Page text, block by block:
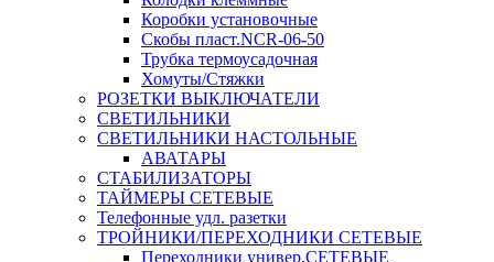
Коробки установочные
Скобы пласт.NCR-06-50
Трубка термоусадочная
Хомуты/Стяжки
РОЗЕТКИ ВЫКЛЮЧАТЕЛИ
СВЕТИЛЬНИКИ
СВЕТИЛЬНИКИ НАСТОЛЬНЫЕ
АВАТАРЫ
СТАБИЛИЗАТОРЫ
ТАЙМЕРЫ СЕТЕВЫЕ
Телефонные удл. разетки
ТРОЙНИКИ/ПЕРЕХОДНИКИ СЕТЕВЫЕ
Переходники универ,СЕТЕВЫЕ